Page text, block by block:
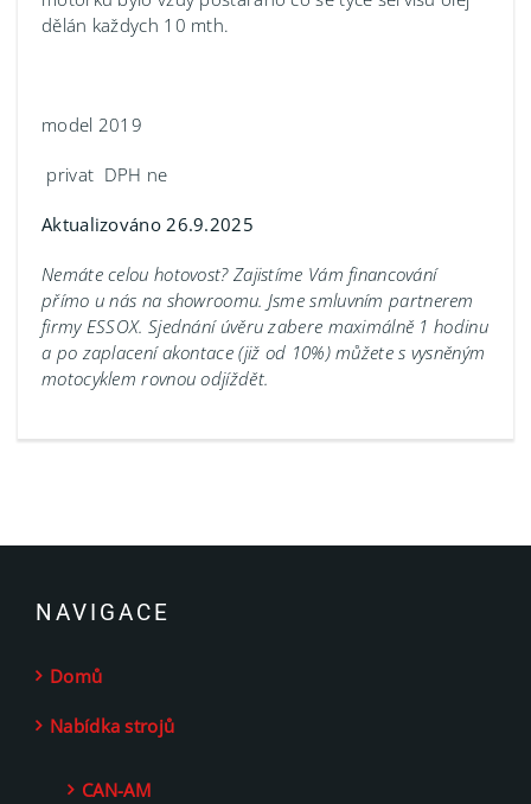
dělán každych 10 mth.
model 2019
privat DPH ne
Aktualizováno 26.9.2025
Nemáte celou hotovost? Zajistíme Vám financování
přímo u nás na showroomu. Jsme smluvním partnerem
firmy ESSOX. Sjednání úvěru zabere maximálně 1 hodinu
a po zaplacení akontace (již od 10%) můžete s vysněným
motocyklem rovnou odjíždět.
NAVIGACE
Domů
Nabídka strojů
CAN-AM